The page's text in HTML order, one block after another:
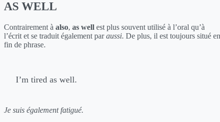
AS WELL
Contrairement à also, as well est plus souvent utilisé à l’oral qu’à
l’écrit et se traduit également paraussi. De plus, il est toujours situé en
fin de phrase.
I’m tired as well.
Je suis également fatigué.